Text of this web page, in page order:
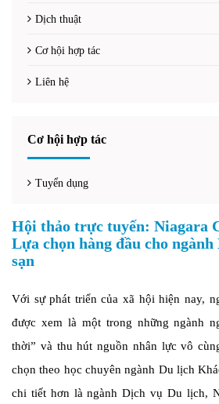
Dịch thuật
Cơ hội hợp tác
Liên hệ
Cơ hội hợp tác
Tuyển dụng
Hội thảo trực tuyến: Niagara
Lựa chọn hàng đầu cho
sạn
Với sự phát triển của xã hội hiện nay,
được xem là một trong những ngành
thời” và thu hút nguồn nhân lực vô
chọn theo học chuyên ngành Du lịch
chi tiết hơn là ngành Dịch vụ Du lịch,